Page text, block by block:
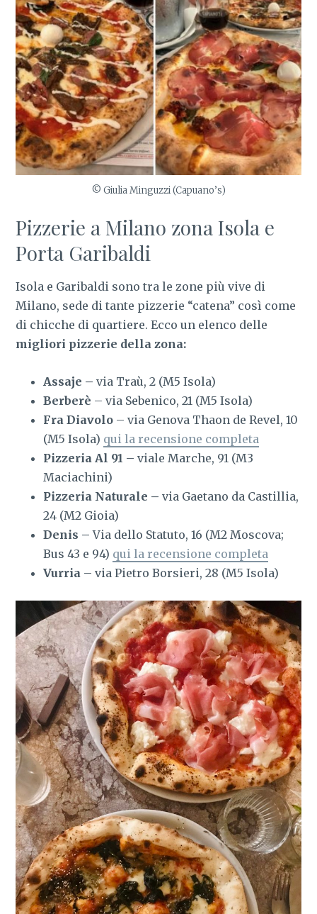
© Giulia Minguzzi (Capuano’s)
Pizzerie a Milano zona Isola e
Porta Garibaldi
Isola e Garibaldi sono tra le zone più vive di
Milano, sede di tante pizzerie “catena” così come
di chicche di quartiere. Ecco un elenco delle
migliori pizzerie della zona:
Assaje – via Traù, 2 (M5 Isola)
Berberè – via Sebenico, 21 (M5 Isola)
Fra Diavolo– via Genova Thaon de Revel, 10
(M5 Isola) qui la recensione completa
Pizzeria Al 91 – viale Marche, 91 (M3
Maciachini)
Pizzeria Naturale – via Gaetano da Castillia,
24 (M2 Gioia)
Denis –Via dello Statuto, 16 (M2 Moscova;
Bus 43 e 94) qui la recensione completa
Vurria – via Pietro Borsieri, 28 (M5 Isola)